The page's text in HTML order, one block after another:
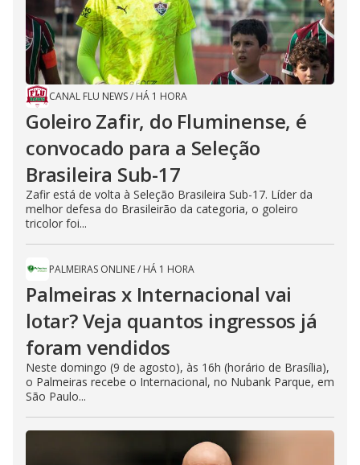
CANAL FLU NEWS/ HÁ 1 HORA
Goleiro Zafir, do Fluminense, é
convocado para a Seleção
Brasileira Sub-17
Zafir está de volta à Seleção Brasileira Sub-17. Líder da
melhor defesa do Brasileirão da categoria, o goleiro
tricolor foi...
PALMEIRAS ONLINE/ HÁ 1 HORA
Palmeiras x Internacional vai
lotar? Veja quantos ingressos já
foram vendidos
Neste domingo (9 de agosto), às 16h (horário de Brasília),
o Palmeiras recebe o Internacional, no Nubank Parque, em
São Paulo...